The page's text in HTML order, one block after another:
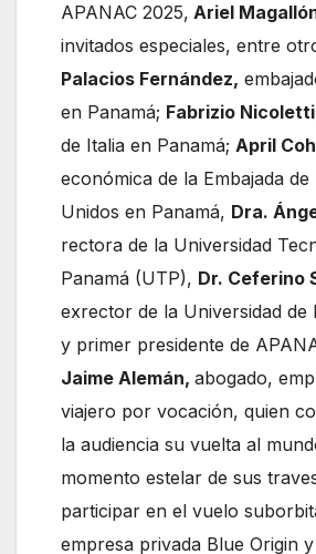
APANAC 2025, Ariel
invitados especiales, entre
Palacios Fernández,
en Panamá; Fabrizio
de Italia en Panamá; April
económica de la Embajada de
Unidos en Panamá, Dra.
rectora de la Universidad
Panamá (UTP), Dr. Ceferino
exrector de la Universidad de
y primer presidente de
Jaime Alemán, abogado,
viajero por vocación, quien
la audiencia su vuelta al
momento estelar de sus
participar en el vuelo
empresa privada Blue Origin